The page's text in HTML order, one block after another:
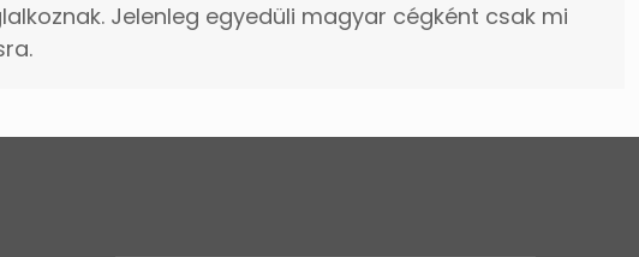
Jelenleg egyedüli magyar cégként csak mi